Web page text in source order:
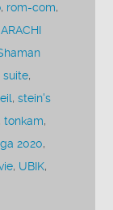
, rom-com,
suite,
,stein's
tonkam,
2020,
, UBIK,